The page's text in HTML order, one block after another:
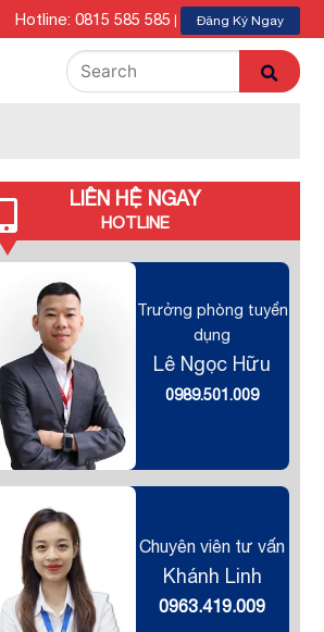
Hotline: 0815 585 585 Đăng Ký Ngay
LIÊN HỆ NGAY
HOTLINE
Trưởng phòng tuyển
dụng
Lê Ngọc Hữu
0989.501.009
Chuyên viên tư vấn
Khánh Linh
0963.419.009